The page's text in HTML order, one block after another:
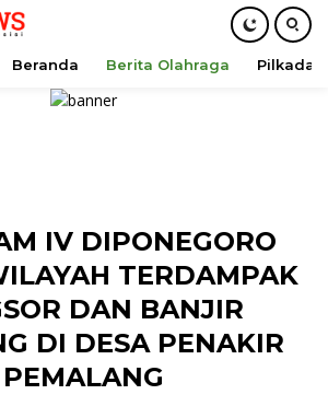
Beranda Berita Olahraga Pilkada
IV DIPONEGORO
TERDAMPAK
DAN BANJIR
DI DESA PENAKIR
PEMALANG